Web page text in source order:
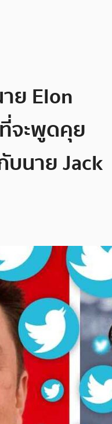
ย Elon
จะพูดคุย
บนาย Jack